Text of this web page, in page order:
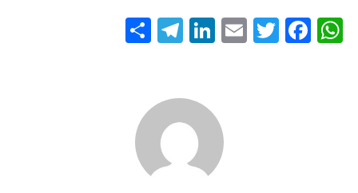
W
ha
Fa
ce
T
wi
E
m
Li
nk
In
T
el
ra
m